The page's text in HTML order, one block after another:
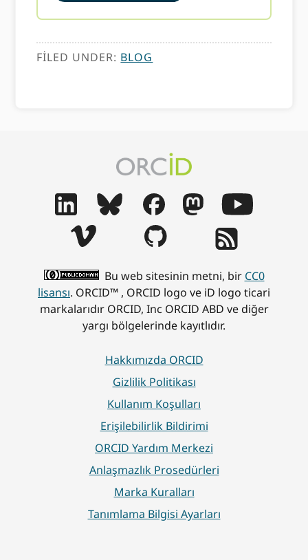
FILED UNDER: BLOG
Bu web sitesinin metni, bir CC0
lisansı. ORCID™ , ORCID logo ve iD logo ticari
markalarıdır ORCID, Inc ORCID ABD ve diğer
yargı bölgelerinde kayıtlıdır.
Hakkımızda ORCID
Gizlilik Politikası
Kullanım Koşulları
Erişilebilirlik Bildirimi
ORCID Yardım Merkezi
Anlaşmazlık Prosedürleri
Marka Kuralları
Tanımlama Bilgisi Ayarları